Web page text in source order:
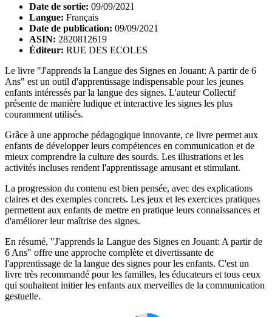
Date de sortie: 09/09/2021
Langue: Français
Date de publication: 09/09/2021
ASIN: 2820812619
Éditeur: RUE DES ECOLES
Le livre "J'apprends la Langue des Signes en Jouant: A partir de 6
Ans" est un outil d'apprentissage indispensable pour les jeunes
enfants intéressés par la langue des signes. L'auteur Collectif
présente de manière ludique et interactive les signes les plus
couramment utilisés.
Grâce à une approche pédagogique innovante, ce livre permet aux
enfants de développer leurs compétences en communication et de
mieux comprendre la culture des sourds. Les illustrations et les
activités incluses rendent l'apprentissage amusant et stimulant.
La progression du contenu est bien pensée, avec des explications
claires et des exemples concrets. Les jeux et les exercices pratiques
permettent aux enfants de mettre en pratique leurs connaissances et
d'améliorer leur maîtrise des signes.
En résumé, "J'apprends la Langue des Signes en Jouant: A partir de
6 Ans" offre une approche complète et divertissante de
l'apprentissage de la langue des signes pour les enfants. C'est un
livre très recommandé pour les familles, les éducateurs et tous ceux
qui souhaitent initier les enfants aux merveilles de la communication
gestuelle.